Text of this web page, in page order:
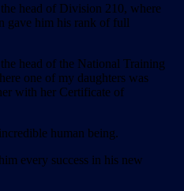
head of Division 210, where
gave him his rank of full
head of the National Training
one of my daughters was
with her Certificate of
human being.
every success in his new